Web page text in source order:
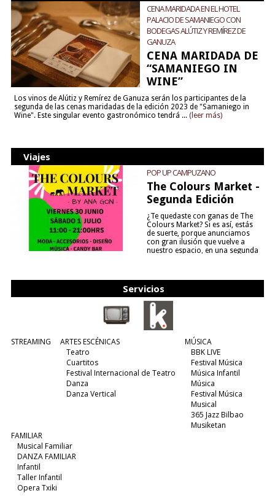
CENA MARIDADA EN EL HOTEL
PALACIO DE SAMANIEGO CON
BODEGAS ALÚTIZ Y REMÍREZ DE
GANUZA
CENA MARIDADA DE
“SAMANIEGO IN
WINE”
Los vinos de Alútiz y Remírez de Ganuza serán los participantes de la
segunda de las cenas maridadas de la edición 2023 de "Samaniego in
Wine". Este singular evento gastronómico tendrá ... (leer más)
Viajes
POP UP CAMPUZANO
The Colours Market -
Segunda Edición
¿Te quedaste con ganas de The
Colours Market? Si es así, estás
de suerte, porque anunciamos
con gran ilusión que vuelve a
nuestro espacio, en una segunda
Servicios
STREAMING
ARTES ESCÉNICAS
Teatro
Cuartitos
Festival Internacional de Teatro
Danza
Danza Vertical
MÚSICA
BBK LIVE
Festival Música
Música Infantil
Música
Festival Música
Musical
365 Jazz Bilbao
Musiketan
FAMILIAR
Musical Familiar
DANZA FAMILIAR
Infantil
Taller Infantil
Opera Txiki